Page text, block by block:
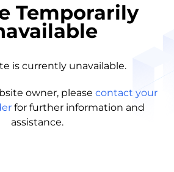
Temporarily
is currently unavailable.
owner, please contact your
for further information and
assistance.